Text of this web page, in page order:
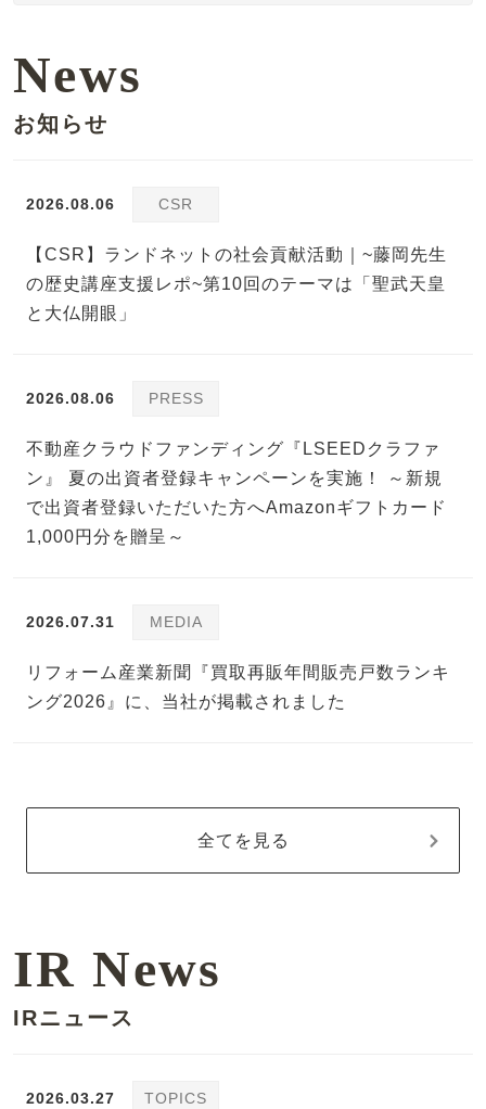
News
お知らせ
2026.08.06 CSR
【CSR】ランドネットの社会貢献活動｜~藤岡先生
の歴史講座支援レポ~第10回のテーマは「聖武天皇
と大仏開眼」
2026.08.06 PRESS
不動産クラウドファンディング『LSEEDクラファ
ン』 夏の出資者登録キャンペーンを実施！ ～新規
で出資者登録いただいた方へAmazonギフトカード
1,000円分を贈呈～
2026.07.31 MEDIA
リフォーム産業新聞『買取再販年間販売戸数ランキ
ング2026』に、当社が掲載されました
全てを見る
IR News
IRニュース
2026.03.27 TOPICS